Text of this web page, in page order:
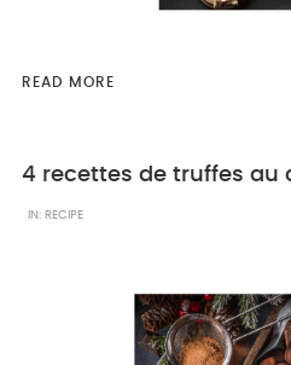
READ MORE
IN: RECIPE